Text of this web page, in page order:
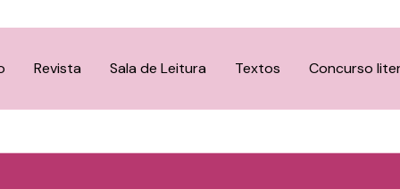
Revista Sala de Leitura Textos Concurso